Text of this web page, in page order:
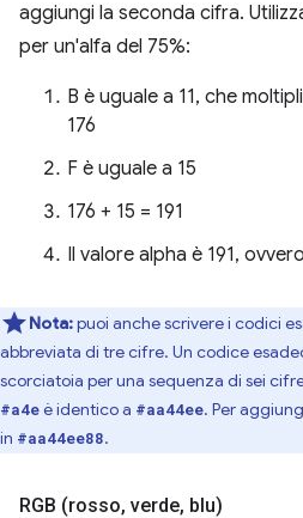
aggiungi la seconda cifra.
per un'alfa del 75%:
B è uguale a 11, che
176
F è uguale a 15
176 + 15 = 191
Il valore alpha è 191,
Nota:puoi anche scrivere i codici
abbreviata di tre cifre. Un codice
scorciatoia per una sequenza di sei
#a4eè identico a #aa44ee. Per
in #aa44ee88.
RGB (rosso, verde, blu)